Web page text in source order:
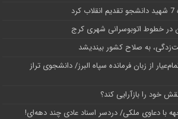
به صلاح کشور بیندیشد
از زبان فرمانده سپاه البرز/ دانشجوی تراز
خود را بازآرایی کند؟
با دعاوی ملکی/ دردسر اسناد عادی چند‌ دهه‌ای!